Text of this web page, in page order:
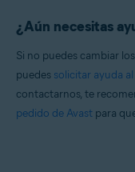
¿Aún necesitas
Si no puedes cambiar
puedes solicitar ayuda
contactarnos, te
pedido de Avast para